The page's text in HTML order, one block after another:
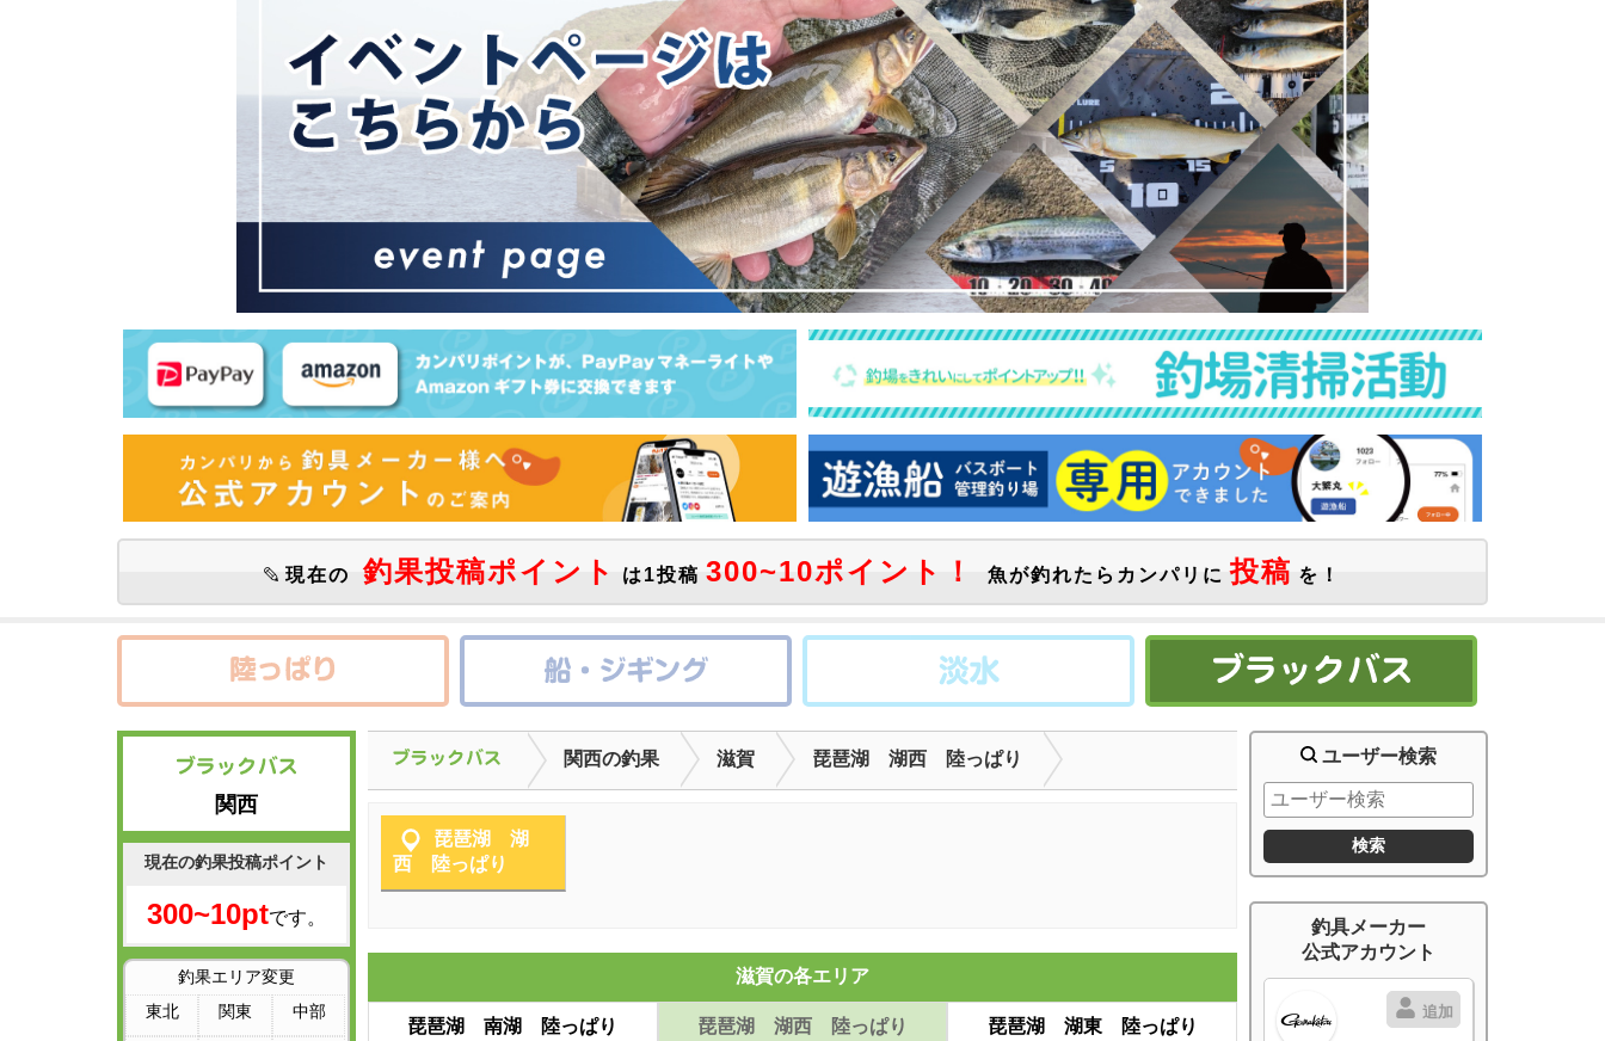
現在の 釣果投稿ポイント は1投稿 300~10ポイント！ 魚が釣れたらカンパリに 投稿 を！
関西
現在の釣果投稿ポイント
300~10ptです。
釣果エリア変更
東北
関東 中部
関西の釣果 滋賀 琵琶湖 湖西 陸っぱり
琵琶湖 湖
西 陸っぱり
滋賀の各エリア
琵琶湖 南湖 陸っぱり 琵琶湖 湖西 陸っぱり 琵琶湖 湖東 陸っぱり
ユーザー検索
釣具メーカー
公式アカウント
追加